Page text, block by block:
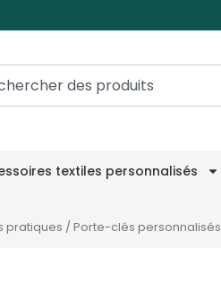
textiles personnalisés
pratiques /Porte-clés personnalisés